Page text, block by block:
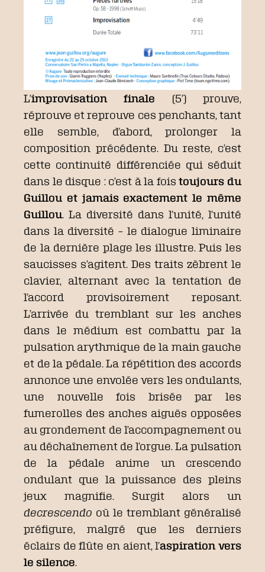
L’improvisation finale (5’) prouve,
réprouve et reprouve ces penchants, tant
elle semble, d’abord, prolonger la
composition précédente. Du reste, c’est
cette continuité différenciée qui séduit
dans le disque : c’est à la foistoujours du
Guillou et jamais exactement le même
Guillou. La diversité dans l’unité, l’unité
dans la diversité – le dialogue liminaire
de la dernière plage les illustre. Puis les
saucisses s’agitent. Des traits zèbrent le
clavier, alternant avec la tentation de
l’accord provisoirement reposant.
L’arrivée du tremblant sur les anches
dans le médium est combattu par la
pulsation arythmique de la main gauche
et de la pédale. La répétition des accords
annonce une envolée vers les ondulants,
une nouvelle fois brisée par les
fumerolles des anches aiguës opposées
au grondement de l’accompagnement ou
au déchaînement de l’orgue. La pulsation
de la pédale anime un crescendo
ondulant que la puissance des pleins
jeux magnifie. Surgit alors un
decrescendo où le tremblant généralisé
préfigure, malgré que les derniers
éclairs de flûte en aient, l’aspiration vers
le silence.